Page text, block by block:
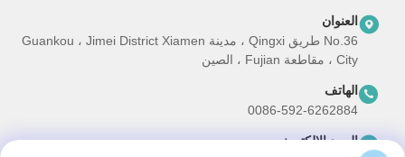
العنوان
No.36 طريق Qingxi ، مدينة Guankou ، Jimei District Xiamen
City ، مقاطعة Fujian ، الصين
الهاتف
0086-592-6262884
البريد الإلكتروني